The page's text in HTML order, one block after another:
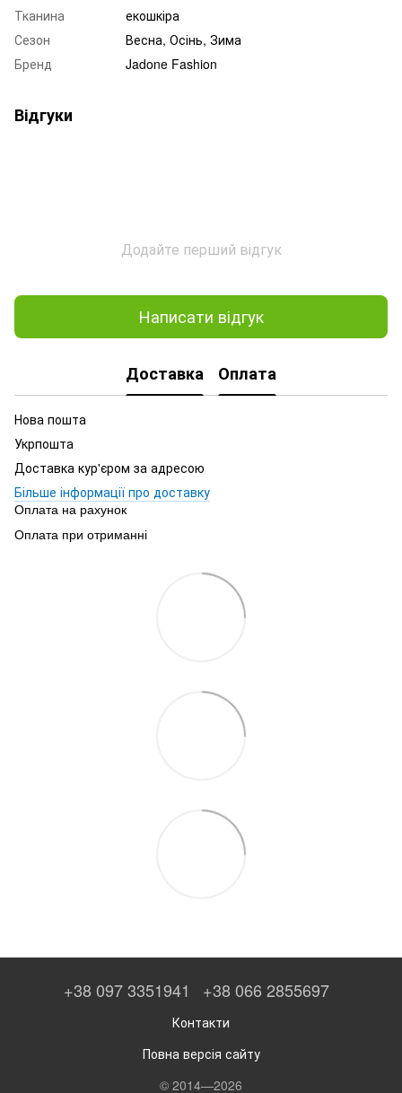
Тканина
екошкіра
Сезон
Весна, Осінь, Зима
Бренд
Jadone Fashion
Відгуки
Додайте перший відгук
Написати відгук
Доставка Оплата
Нова пошта
Укрпошта
Доставка кур'єром за адресою
Більше інформації про доставку
Оплата на рахунок
Оплата при отриманні
+38 097 3351941 +38 066 2855697
Контакти
Повна версія сайту
© 2014—2026